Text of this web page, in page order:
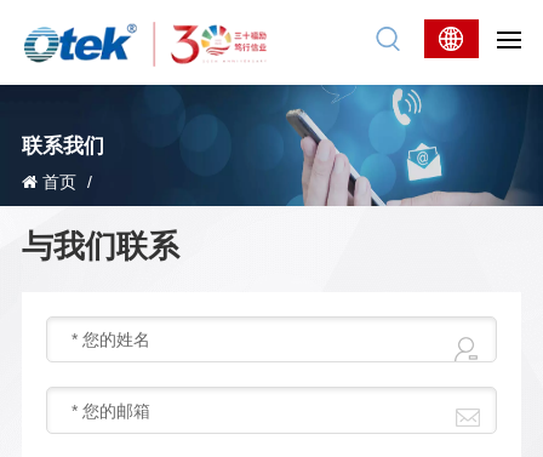
联系我们
首页 /
与我们联系